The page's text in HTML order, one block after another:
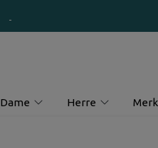
Dame Herre